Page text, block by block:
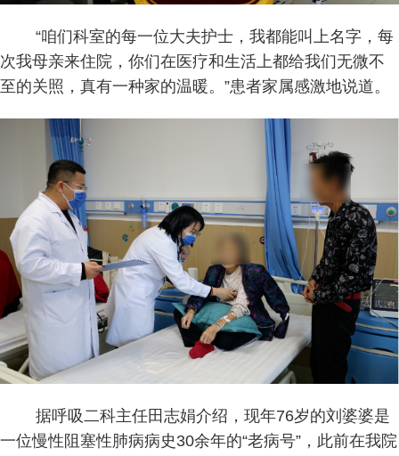
“咱们科室的每一位大夫护士，我都能叫上名字，每
次我母亲来住院，你们在医疗和生活上都给我们无微不
至的关照，真有一种家的温暖。”患者家属感激地说道。
据呼吸二科主任田志娟介绍，现年76岁的刘婆婆是
一位慢性阻塞性肺病病史30余年的“老病号”，此前在我院